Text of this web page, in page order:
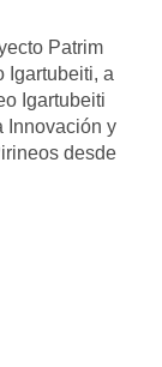
Patrim
Igartubeiti, a
Igartubeiti
Innovación y
desde